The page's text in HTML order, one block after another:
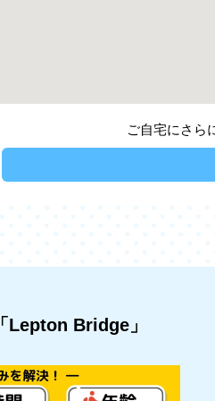
ご自宅にさら
「Lepton Bridge」